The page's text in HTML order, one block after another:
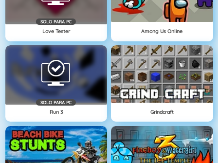
SOLO PARA PC
Love Tester Among Us Online
SOLO PARA PC
Run 3 Grindcraft